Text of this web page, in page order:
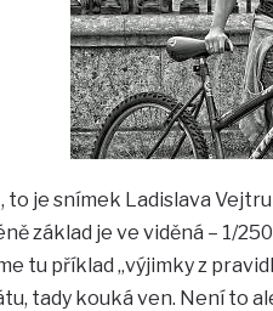
to je snímek Ladislava
základ je ve viděná – 1/
tu příklad „výjimky z
tady kouká ven. Není to